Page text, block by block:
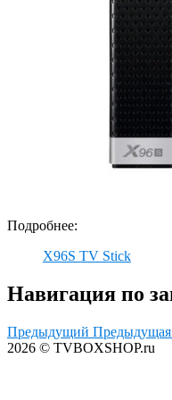
Подробнее:
X96S TV Stick
Навигация по
Предыдущий Предыдущая
2026 © TVBOXSHOP.ru